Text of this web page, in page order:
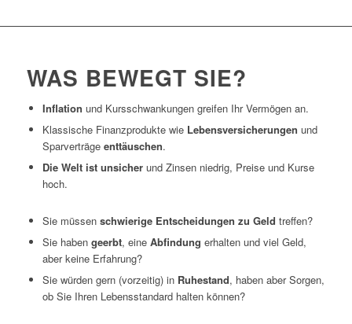
WAS BEWEGT SIE?
Inflation und Kursschwankungen greifen Ihr Vermögen an.
Klassische Finanzprodukte wie Lebensversicherungen und
Sparverträge enttäuschen.
Die Welt ist unsicher und Zinsen niedrig, Preise und Kurse
hoch.
Sie müssen schwierige Entscheidungen zu Geld treffen?
Sie haben geerbt, eine Abfindung erhalten und viel Geld,
aber keine Erfahrung?
Sie würden gern (vorzeitig) in Ruhestand, haben aber Sorgen,
ob Sie Ihren Lebensstandard halten können?